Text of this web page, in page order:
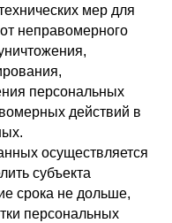
мер для
неправомерного
персональных
действий в
осуществляется
субъекта
срока не дольше,
персональных